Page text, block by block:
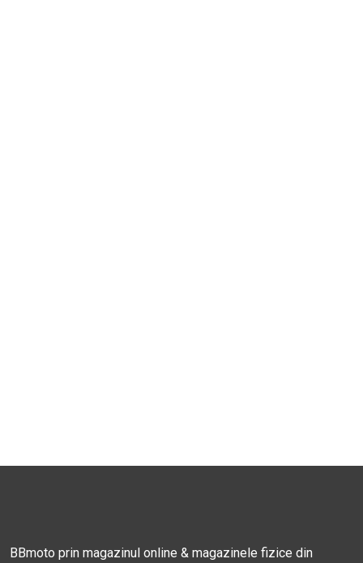
BBmoto prin magazinul online & magazinele fizice din